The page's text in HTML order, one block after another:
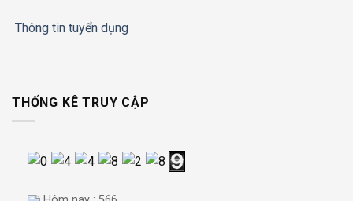
Thông tin tuyển dụng
THỐNG KÊ TRUY CẬP